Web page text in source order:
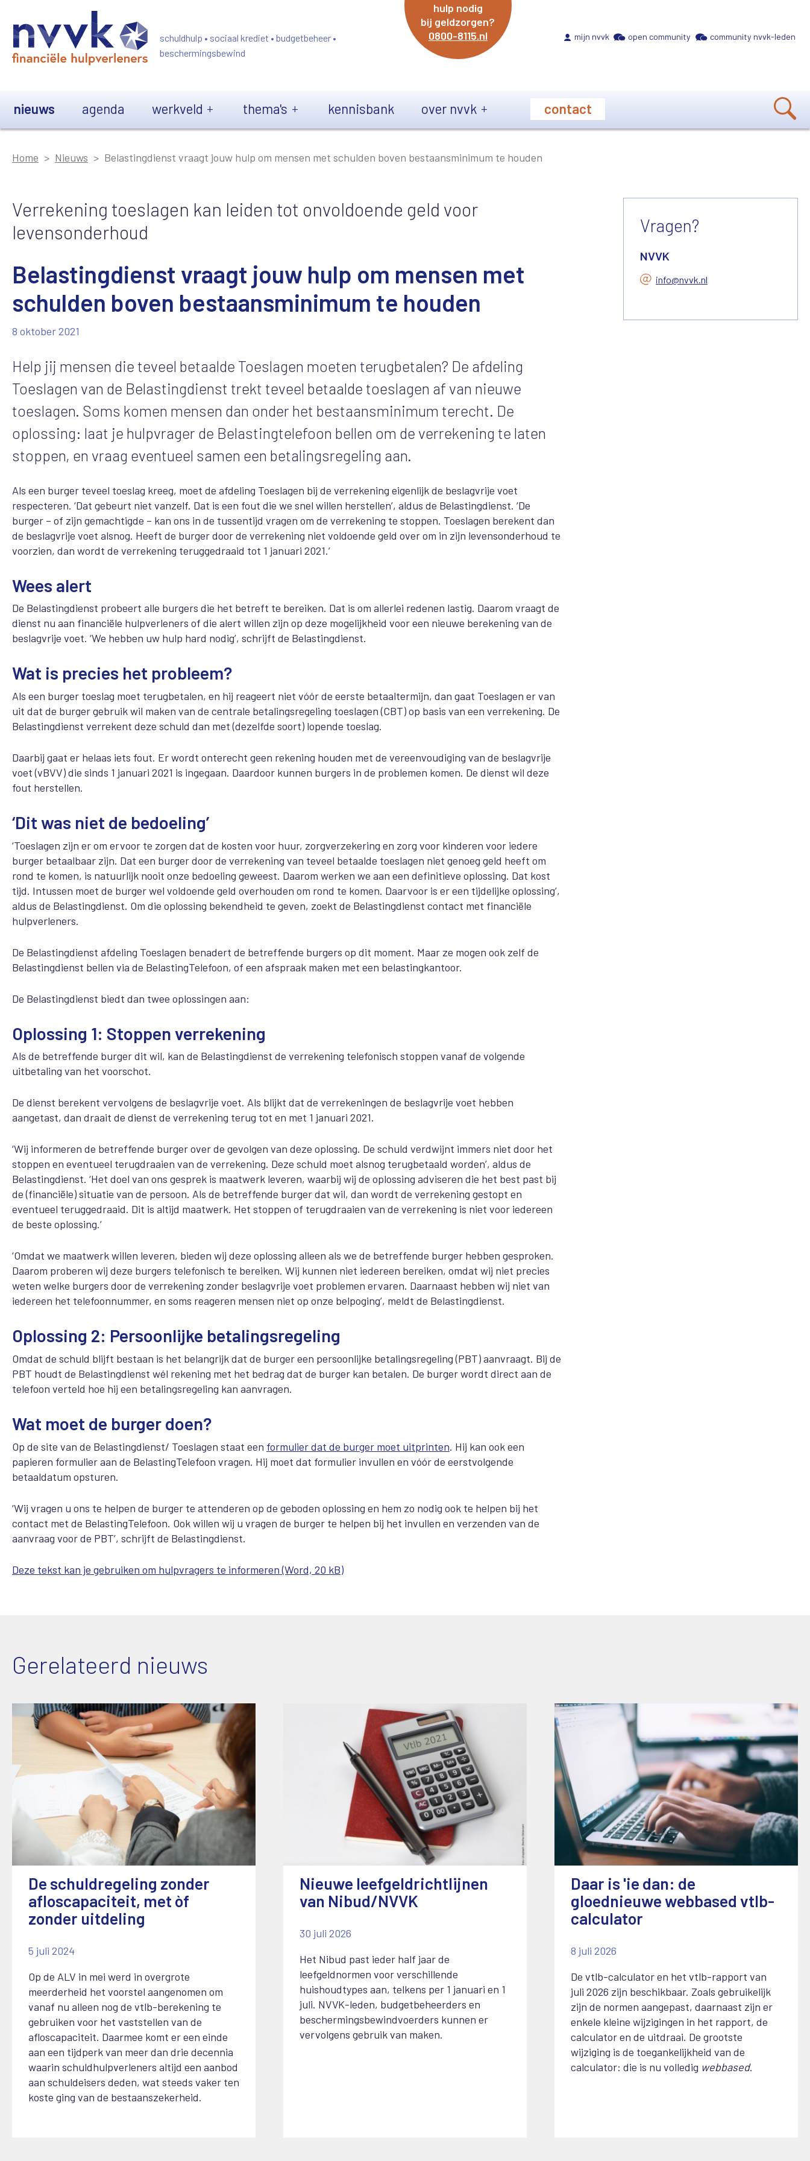
schuldhulp • sociaal krediet • budgetbeheer •
beschermingsbewind
hulp nodig
bij geldzorgen?
0800-8115.nl
mijn nvvk open community community nvvk-leden
nieuws agenda werkveld thema's kennisbank over nvvk contact
Home Nieuws Belastingdienst vraagt jouw hulp om mensen met schulden boven bestaansminimum te houden
Verrekening toeslagen kan leiden tot onvoldoende geld voor
levensonderhoud
Belastingdienst vraagt jouw hulp om mensen met
schulden boven bestaansminimum te houden
8 oktober 2021
Help jij mensen die teveel betaalde Toeslagen moeten terugbetalen? De afdeling
Toeslagen van de Belastingdienst trekt teveel betaalde toeslagen af van nieuwe
toeslagen. Soms komen mensen dan onder het bestaansminimum terecht. De
oplossing: laat je hulpvrager de Belastingtelefoon bellen om de verrekening te laten
stoppen, en vraag eventueel samen een betalingsregeling aan.
Als een burger teveel toeslag kreeg, moet de afdeling Toeslagen bij de verrekening eigenlijk de beslagvrije voet
respecteren. ‘Dat gebeurt niet vanzelf. Dat is een fout die we snel willen herstellen’, aldus de Belastingdienst. ‘De
burger – of zijn gemachtigde – kan ons in de tussentijd vragen om de verrekening te stoppen. Toeslagen berekent dan
de beslagvrije voet alsnog. Heeft de burger door de verrekening niet voldoende geld over om in zijn levensonderhoud te
voorzien, dan wordt de verrekening teruggedraaid tot 1 januari 2021.’
Wees alert
De Belastingdienst probeert alle burgers die het betreft te bereiken. Dat is om allerlei redenen lastig. Daarom vraagt de
dienst nu aan financiële hulpverleners of die alert willen zijn op deze mogelijkheid voor een nieuwe berekening van de
beslagvrije voet. ‘We hebben uw hulp hard nodig’, schrijft de Belastingdienst.
Wat is precies het probleem?
Als een burger toeslag moet terugbetalen, en hij reageert niet vóór de eerste betaaltermijn, dan gaat Toeslagen er van
uit dat de burger gebruik wil maken van de centrale betalingsregeling toeslagen (CBT) op basis van een verrekening. De
Belastingdienst verrekent deze schuld dan met (dezelfde soort) lopende toeslag.
Daarbij gaat er helaas iets fout. Er wordt onterecht geen rekening houden met de vereenvoudiging van de beslagvrije
voet (vBVV) die sinds 1 januari 2021 is ingegaan. Daardoor kunnen burgers in de problemen komen. De dienst wil deze
fout herstellen.
‘Dit was niet de bedoeling’
‘Toeslagen zijn er om ervoor te zorgen dat de kosten voor huur, zorgverzekering en zorg voor kinderen voor iedere
burger betaalbaar zijn. Dat een burger door de verrekening van teveel betaalde toeslagen niet genoeg geld heeft om
rond te komen, is natuurlijk nooit onze bedoeling geweest. Daarom werken we aan een definitieve oplossing. Dat kost
tijd. Intussen moet de burger wel voldoende geld overhouden om rond te komen. Daarvoor is er een tijdelijke oplossing’,
aldus de Belastingdienst. Om die oplossing bekendheid te geven, zoekt de Belastingdienst contact met financiële
hulpverleners.
De Belastingdienst afdeling Toeslagen benadert de betreffende burgers op dit moment. Maar ze mogen ook zelf de
Belastingdienst bellen via de BelastingTelefoon, of een afspraak maken met een belastingkantoor.
De Belastingdienst biedt dan twee oplossingen aan:
Oplossing 1: Stoppen verrekening
Als de betreffende burger dit wil, kan de Belastingdienst de verrekening telefonisch stoppen vanaf de volgende
uitbetaling van het voorschot.
De dienst berekent vervolgens de beslagvrije voet. Als blijkt dat de verrekeningen de beslagvrije voet hebben
aangetast, dan draait de dienst de verrekening terug tot en met 1 januari 2021.
‘Wij informeren de betreffende burger over de gevolgen van deze oplossing. De schuld verdwijnt immers niet door het
stoppen en eventueel terugdraaien van de verrekening. Deze schuld moet alsnog terugbetaald worden’, aldus de
Belastingdienst. ‘Het doel van ons gesprek is maatwerk leveren, waarbij wij de oplossing adviseren die het best past bij
de (financiële) situatie van de persoon. Als de betreffende burger dat wil, dan wordt de verrekening gestopt en
eventueel teruggedraaid. Dit is altijd maatwerk. Het stoppen of terugdraaien van de verrekening is niet voor iedereen
de beste oplossing.’
‘Omdat we maatwerk willen leveren, bieden wij deze oplossing alleen als we de betreffende burger hebben gesproken.
Daarom proberen wij deze burgers telefonisch te bereiken. Wij kunnen niet iedereen bereiken, omdat wij niet precies
weten welke burgers door de verrekening zonder beslagvrije voet problemen ervaren. Daarnaast hebben wij niet van
iedereen het telefoonnummer, en soms reageren mensen niet op onze belpoging’, meldt de Belastingdienst.
Oplossing 2: Persoonlijke betalingsregeling
Omdat de schuld blijft bestaan is het belangrijk dat de burger een persoonlijke betalingsregeling (PBT) aanvraagt. Bij de
PBT houdt de Belastingdienst wél rekening met het bedrag dat de burger kan betalen. De burger wordt direct aan de
telefoon verteld hoe hij een betalingsregeling kan aanvragen.
Wat moet de burger doen?
Op de site van de Belastingdienst/ Toeslagen staat een formulier dat de burger moet uitprinten. Hij kan ook een
papieren formulier aan de BelastingTelefoon vragen. Hij moet dat formulier invullen en vóór de eerstvolgende
betaaldatum opsturen.
‘Wij vragen u ons te helpen de burger te attenderen op de geboden oplossing en hem zo nodig ook te helpen bij het
contact met de BelastingTelefoon. Ook willen wij u vragen de burger te helpen bij het invullen en verzenden van de
aanvraag voor de PBT’, schrijft de Belastingdienst.
Deze tekst kan je gebruiken om hulpvragers te informeren (Word, 20 kB)
Vragen?
NVVK
info@nvvk.nl
Gerelateerd nieuws
De schuldregeling zonder
afloscapaciteit, met òf
zonder uitdeling
5 juli 2024
Op de ALV in mei werd in overgrote
meerderheid het voorstel aangenomen om
vanaf nu alleen nog de vtlb-berekening te
gebruiken voor het vaststellen van de
afloscapaciteit. Daarmee komt er een einde
aan een tijdperk van meer dan drie decennia
waarin schuldhulpverleners altijd een aanbod
aan schuldeisers deden, wat steeds vaker ten
koste ging van de bestaanszekerheid.
Nieuwe leefgeldrichtlijnen
van Nibud/NVVK
30 juli 2026
Het Nibud past ieder half jaar de
leefgeldnormen voor verschillende
huishoudtypes aan, telkens per 1 januari en 1
juli. NVVK-leden, budgetbeheerders en
beschermingsbewindvoerders kunnen er
vervolgens gebruik van maken.
Daar is 'ie dan: de
gloednieuwe webbased vtlb-
calculator
8 juli 2026
De vtlb-calculator en het vtlb-rapport van
juli 2026 zijn beschikbaar. Zoals gebruikelijk
zijn de normen aangepast, daarnaast zijn er
enkele kleine wijzigingen in het rapport, de
calculator en de uitdraai. De grootste
wijziging is de toegankelijkheid van de
calculator: die is nu volledig webbased.